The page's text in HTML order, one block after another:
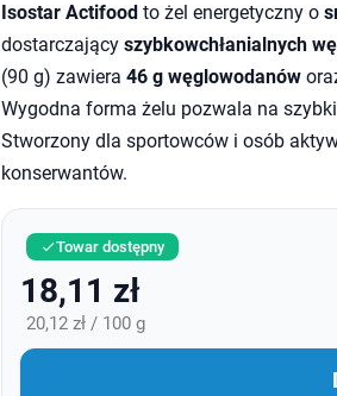
Isostar Actifoodto żel energetyczny o
dostarczający szybkowchłanialnych
(90 g) zawiera 46 g węglowodanów
Wygodna forma żelu pozwala na
Stworzony dla sportowców i osób
konserwantów.
Towar dostępny
18,11 zł
20,12 zł / 100 g